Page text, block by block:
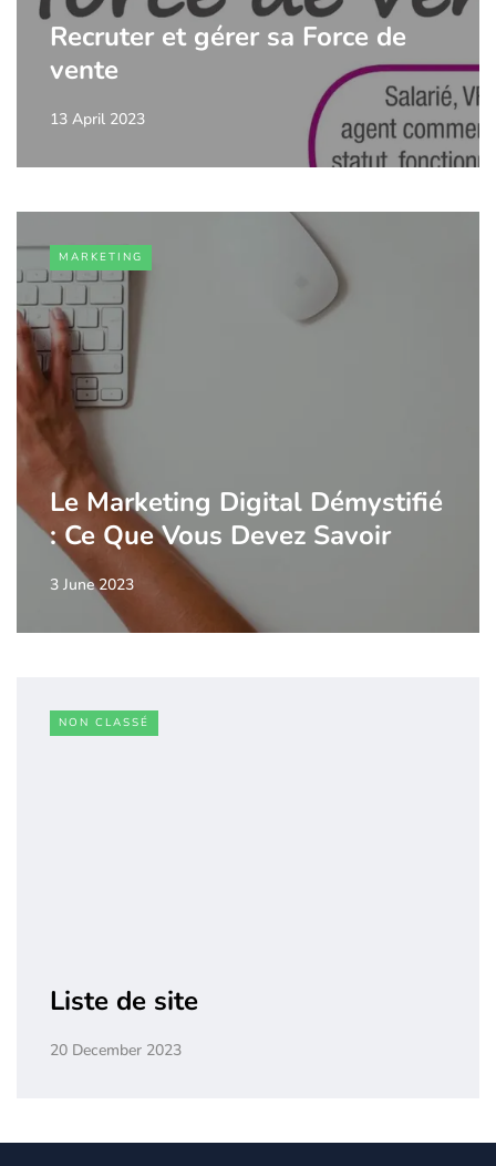
Recruter et gérer sa Force de
vente
13 April 2023
MARKETING
Le Marketing Digital Démystifié
: Ce Que Vous Devez Savoir
3 June 2023
NON CLASSÉ
Liste de site
20 December 2023